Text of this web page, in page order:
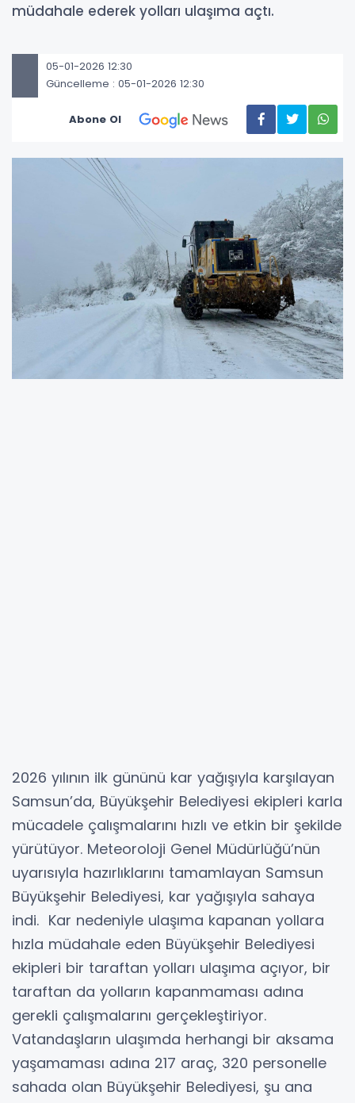
müdahale ederek yolları ulaşıma açtı.
05-01-2026 12:30
Güncelleme : 05-01-2026 12:30
Abone Ol
2026 yılının ilk gününü kar yağışıyla karşılayan
Samsun’da, Büyükşehir Belediyesi ekipleri karla
mücadele çalışmalarını hızlı ve etkin bir şekilde
yürütüyor. Meteoroloji Genel Müdürlüğü’nün
uyarısıyla hazırlıklarını tamamlayan Samsun
Büyükşehir Belediyesi, kar yağışıyla sahaya
indi. Kar nedeniyle ulaşıma kapanan yollara
hızla müdahale eden Büyükşehir Belediyesi
ekipleri bir taraftan yolları ulaşıma açıyor, bir
taraftan da yolların kapanmaması adına
gerekli çalışmalarını gerçekleştiriyor.
Vatandaşların ulaşımda herhangi bir aksama
yaşamaması adına 217 araç, 320 personelle
sahada olan Büyükşehir Belediyesi, şu ana